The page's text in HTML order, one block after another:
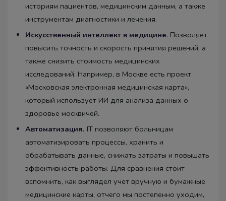
историям пациентов, медицинским данным, а также
инструментам диагностики и лечения.
Искусственный интеллект в медицине. Позволяет
повысить точность и скорость принятия решений, а
также снизить стоимость медицинских
исследований. Например, в Москве есть проект
«Московская электронная медицинская карта»,
который использует ИИ для анализа данных о
здоровье москвичей.
Автоматизация. IT позволяют больницам
автоматизировать процессы, хранить и
обрабатывать данные, снижать затраты и повышать
эффективность работы. Для сравнения стоит
вспомнить, как выглядел учет вручную и бумажные
медицинские карты, отчего мы постепенно уходим,